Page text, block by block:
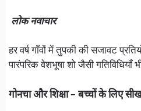
लोक नवाचार
हर वर्ष गाँवों में तुपकी की सजावट
पारंपरिक वेशभूषा शो जैसी गतिविधियाँ
गोनचा और शिक्षा – बच्चों के लिए